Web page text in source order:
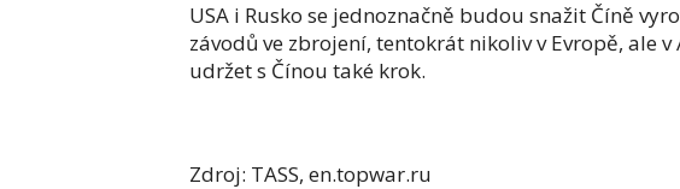
USA i Rusko se jednoznačně budou snažit Číně
závodů ve zbrojení, tentokrát nikoliv v Evropě, ale
udržet s Čínou také krok.
Zdroj: TASS, en.topwar.ru